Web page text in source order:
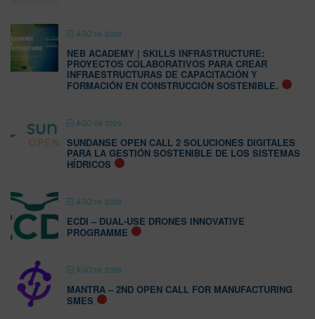
AGO 06 2026
NEB ACADEMY | SKILLS INFRASTRUCTURE:
PROYECTOS COLABORATIVOS PARA CREAR
INFRAESTRUCTURAS DE CAPACITACIÓN Y
FORMACIÓN EN CONSTRUCCIÓN SOSTENIBLE.
AGO 06 2026
SUNDANSE OPEN CALL 2 SOLUCIONES DIGITALES
PARA LA GESTIÓN SOSTENIBLE DE LOS SISTEMAS
HÍDRICOS
AGO 06 2026
ECDI – DUAL-USE DRONES INNOVATIVE
PROGRAMME
AGO 06 2026
MANTRA – 2ND OPEN CALL FOR MANUFACTURING
SMES